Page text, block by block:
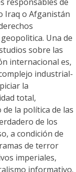
Iraq o Afganistán
Una de
sobre las
internacional es,
industrial-
la
total,
la política de las
de los
a condición de
de terror
imperiales,
informativo.